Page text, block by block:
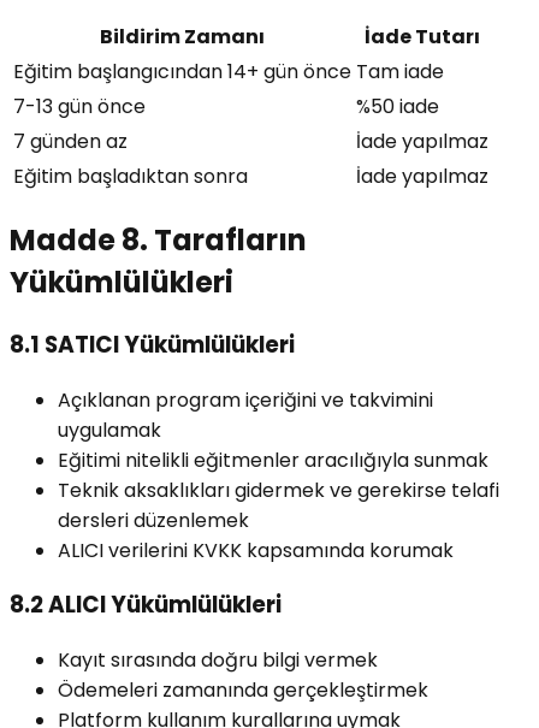
Bildirim Zamanı
İade Tutarı
Eğitim başlangıcından 14+ gün önce Tam iade
7-13 gün önce
%50 iade
7 günden az
İade yapılmaz
Eğitim başladıktan sonra
İade yapılmaz
Madde 8. Tarafların
Yükümlülükleri
8.1 SATICI Yükümlülükleri
Açıklanan program içeriğini ve takvimini
uygulamak
Eğitimi nitelikli eğitmenler aracılığıyla sunmak
Teknik aksaklıkları gidermek ve gerekirse telafi
dersleri düzenlemek
ALICI verilerini KVKK kapsamında korumak
8.2 ALICI Yükümlülükleri
Kayıt sırasında doğru bilgi vermek
Ödemeleri zamanında gerçekleştirmek
Platform kullanım kurallarına uymak